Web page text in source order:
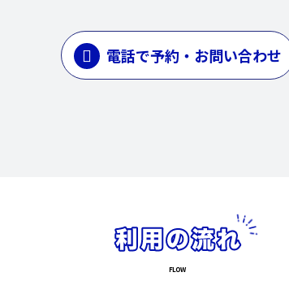
電話で予約・お問い合わせ